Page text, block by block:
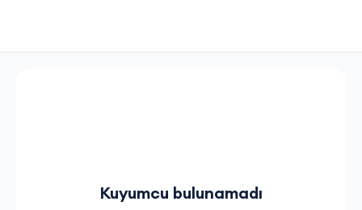
Kuyumcu bulunamadı